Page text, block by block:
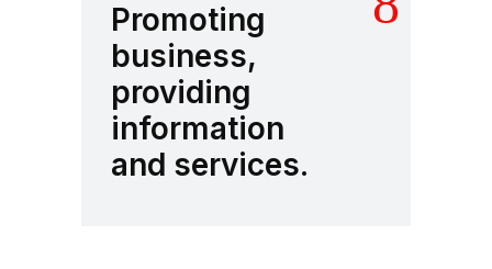
Promoting
business,
providing
information
and services.